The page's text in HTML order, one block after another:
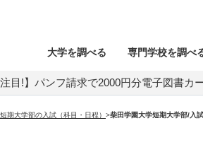
大学を調べる 専門学校を調べ
注目!】パンフ請求で2000円分電子図書カ
期大学部の入試（科目・日程） >柴田学園大学短期大学部/入